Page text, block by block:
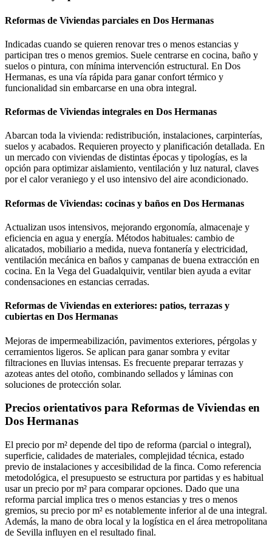
Reformas de Viviendas parciales en Dos Hermanas
Indicadas cuando se quieren renovar tres o menos estancias y
participan tres o menos gremios. Suele centrarse en cocina, baño y
suelos o pintura, con mínima intervención estructural. En Dos
Hermanas, es una vía rápida para ganar confort térmico y
funcionalidad sin embarcarse en una obra integral.
Reformas de Viviendas integrales en Dos Hermanas
Abarcan toda la vivienda: redistribución, instalaciones, carpinterías,
suelos y acabados. Requieren proyecto y planificación detallada. En
un mercado con viviendas de distintas épocas y tipologías, es la
opción para optimizar aislamiento, ventilación y luz natural, claves
por el calor veraniego y el uso intensivo del aire acondicionado.
Reformas de Viviendas: cocinas y baños en Dos Hermanas
Actualizan usos intensivos, mejorando ergonomía, almacenaje y
eficiencia en agua y energía. Métodos habituales: cambio de
alicatados, mobiliario a medida, nueva fontanería y electricidad,
ventilación mecánica en baños y campanas de buena extracción en
cocina. En la Vega del Guadalquivir, ventilar bien ayuda a evitar
condensaciones en estancias cerradas.
Reformas de Viviendas en exteriores: patios, terrazas y
cubiertas en Dos Hermanas
Mejoras de impermeabilización, pavimentos exteriores, pérgolas y
cerramientos ligeros. Se aplican para ganar sombra y evitar
filtraciones en lluvias intensas. Es frecuente preparar terrazas y
azoteas antes del otoño, combinando sellados y láminas con
soluciones de protección solar.
Precios orientativos para Reformas de Viviendas en
Dos Hermanas
El precio por m² depende del tipo de reforma (parcial o integral),
superficie, calidades de materiales, complejidad técnica, estado
previo de instalaciones y accesibilidad de la finca. Como referencia
metodológica, el presupuesto se estructura por partidas y es habitual
usar un precio por m² para comparar opciones. Dado que una
reforma parcial implica tres o menos estancias y tres o menos
gremios, su precio por m² es notablemente inferior al de una integral.
Además, la mano de obra local y la logística en el área metropolitana
de Sevilla influyen en el resultado final.